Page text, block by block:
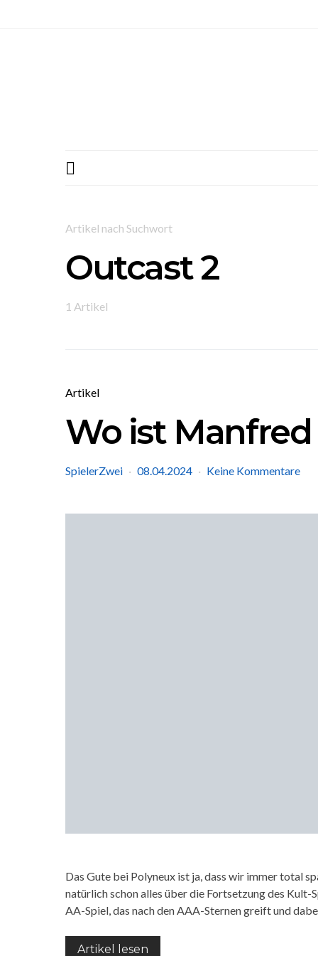
Artikel nach Suchwort
Outcast 2
1 Artikel
Artikel
Wo ist
SpielerZwei 08.04.2024 Keine Kommentare
Das Gute bei Polyneux ist ja, dass wir immer total
natürlich schon alles über die Fortsetzung des Kult-
AA-Spiel, das nach den AAA-Sternen greift und
Artikel lesen